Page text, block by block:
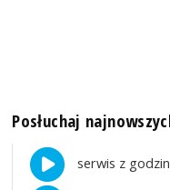
Posłuchaj
serwis z